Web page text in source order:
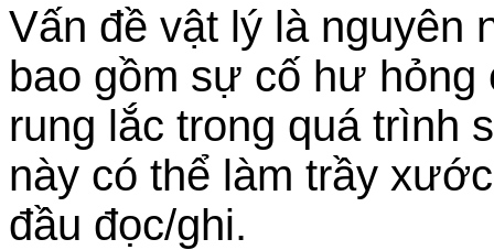
Vấn đề vật lý là nguyên
bao gồm sự cố hư
rung lắc trong quá trình
này có thể làm trầy
đầu đọc/ghi.